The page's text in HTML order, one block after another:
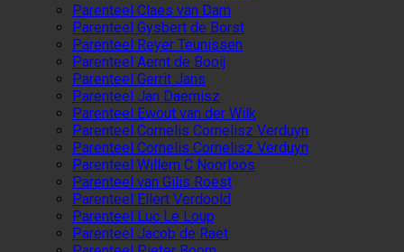
Parenteel Claes van Dam
Parenteel Gysbert de Borst
Parenteel Reyer Teunissen
Parenteel Aernt de Booij
Parenteel Gerrit Jans
Parenteel Jan Daemisz
Parenteel Ewout van der Wilk
Parenteel Cornelis Cornelisz Verduyn
Parenteel Cornelis Cornelisz Verduyn
Parenteel Willem C Noorloos
Parenteel van Gilis Roest
Parenteel Ellert Verdoold
Parenteel Luc Le Loup
Parenteel Jacob de Raet